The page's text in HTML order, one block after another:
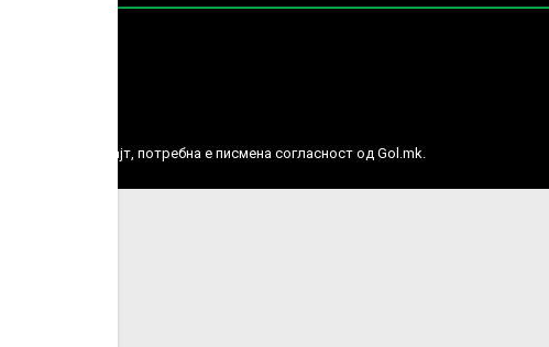
права.
од овој веб сајт, потребна е писмена согласност од Gol.mk.